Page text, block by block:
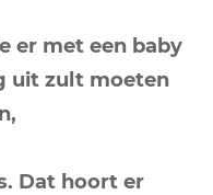
er met een baby
uit zult moeten
Dat hoort er